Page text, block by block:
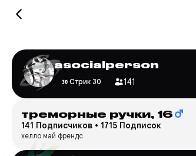
asocialperson
Стрик 30 141
треморные ручки, 16
141 Подписчиков • 1715 Подписок
хелло май френдс